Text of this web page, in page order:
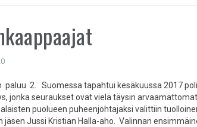
paluu 2. Suomessa tapahtui kesäkuussa 2017
jonka seuraukset ovat vielä täysin
puolueen puheenjohtajaksi valittiin
jäsen Jussi Kristian Halla-aho. Valinnan